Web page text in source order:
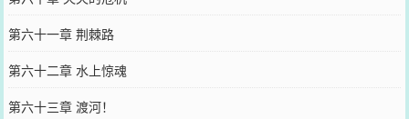
第六十一章 荆棘路
第六十二章 水上惊魂
第六十三章 渡河！